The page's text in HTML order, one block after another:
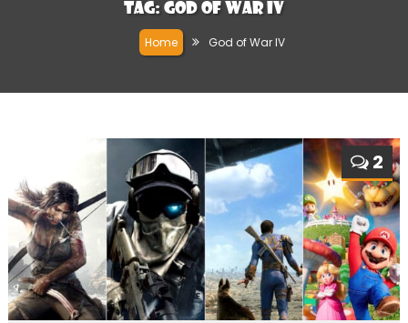
Tag: God of War IV
Home God of War IV
2